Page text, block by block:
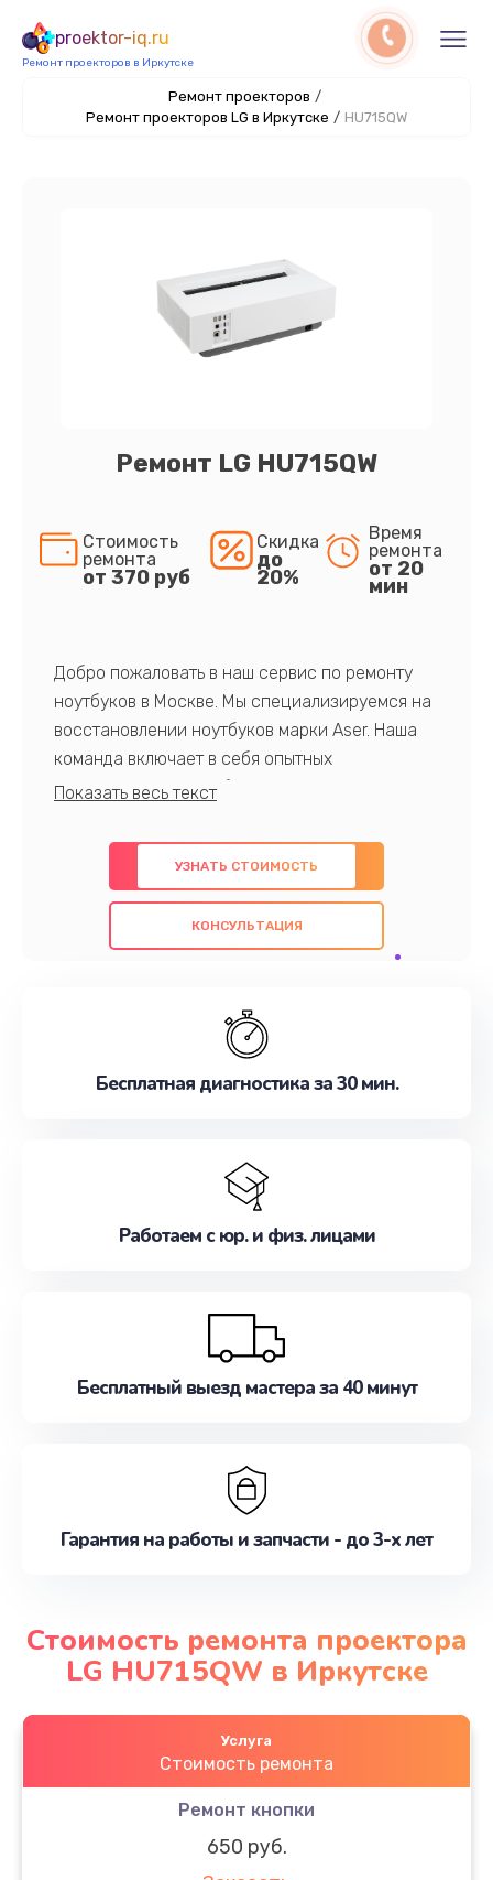
proektor-iq.ru
Ремонт проекторов в Иркутске
Ремонт проекторов /
Ремонт проекторов LG в Иркутске / HU715QW
Ремонт LG HU715QW
Стоимость
ремонта
от 370 руб
Скидка
до
20%
Время
ремонта
от 20
мин
Добро пожаловать в наш сервис по ремонту
ноутбуков в Москве. Мы специализируемся на
восстановлении ноутбуков марки Aser. Наша
команда включает в себя опытных
профессионалов с обширными знаниями и
предлагаем быстрый и качественный ремонт с
использованием оригинальных компонентов, а
также гарантируем качество всех
проведенных работ. Наша цель - предоставить
наилучшим образом. Не медлите записаться на
УЗНАТЬ СТОИМОСТЬ
КОНСУЛЬТАЦИЯ
Бесплатная диагностика за 30 мин.
Работаем с юр. и физ. лицами
Бесплатный выезд мастера за 40 минут
Гарантия на работы и запчасти - до 3-х лет
Стоимость ремонта проектора
LG HU715QW в Иркутске
Услуга
Стоимость ремонта
Ремонт кнопки
650 руб.